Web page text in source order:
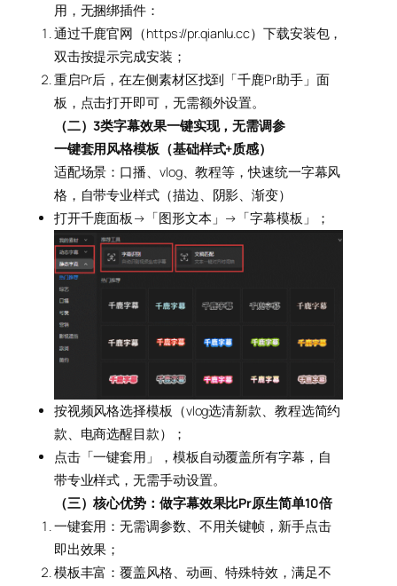
用，无捆绑插件：
通过千鹿官网（https://pr.qianlu.cc）下载安装包，
双击按提示完成安装；
重启Pr后，在左侧素材区找到「千鹿Pr助手」面
板，点击打开即可，无需额外设置。
（二）3类字幕效果一键实现，无需调参
一键套用风格模板（基础样式+质感）
适配场景：口播、vlog、教程等，快速统一字幕风
格，自带专业样式（描边、阴影、渐变）
打开千鹿面板→「图形文本」→「字幕模板」；
按视频风格选择模板（vlog选清新款、教程选简约
款、电商选醒目款）；
点击「一键套用」，模板自动覆盖所有字幕，自
带专业样式，无需手动设置。
（三）核心优势：做字幕效果比Pr原生简单10倍
一键套用：无需调参数、不用关键帧，新手点击
即出效果；
模板丰富：覆盖风格、动画、特殊特效，满足不